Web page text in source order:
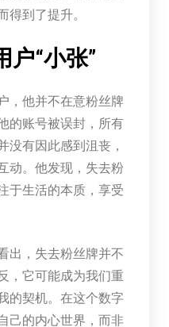
得到了提升。
户“小张”
，他并不在意粉丝牌
的账号被误封，所有
没有因此感到沮丧，
动。他发现，失去粉
于生活的本质，享受
出，失去粉丝牌并不
，它可能成为我们重
的契机。在这个数字
己的内心世界，而非